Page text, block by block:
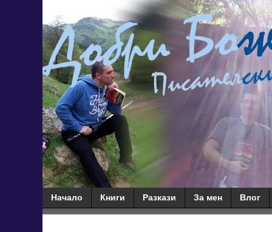
Начало Книги Разкази За мен Влог